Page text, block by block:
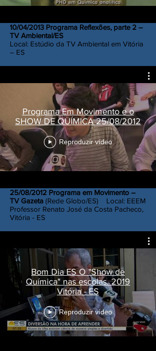
10/04/2013 Programa Reflexões, parte 2 –
TV Ambiental/ES
Local: Estúdio da TV Ambiental em Vitória
– ES
Programa Em Movimento e o
SHOW DE QUÍMICA 25/08/2012
Reproduzir vídeo
25/08/2012 Programa em Movimento –
TV Gazeta (Rede Globo/ES) Local: EEEM
Professor Renato José da Costa Pacheco,
Vitória - ES
Bom Dia ES O "Show de
Química" nas escolas. 2019
Vitória - ES
Reproduzir vídeo